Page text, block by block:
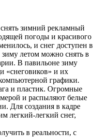
зимний рекламный
погоды и красивого
и снег доступен в
летом можно снять в
В павильоне зиму
«снеговиков» и их
графики.
и пластик. Огромные
и распыляют белые
Для создания в кадре
легкий-легкий снег,
в реальности, с